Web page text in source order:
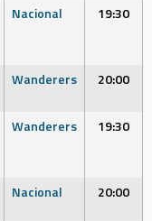
Nacional 19:30
Wanderers 20:00
Wanderers 19:30
Nacional 20:00